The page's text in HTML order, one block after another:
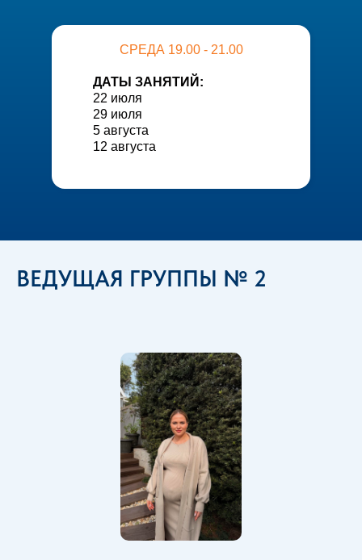
ДАТЫ ЗАНЯТИЙ:
22 июля
29 июля
5 августа
12 августа
СРЕДА 19.00 - 21.00
ВЕДУЩАЯ ГРУППЫ № 2